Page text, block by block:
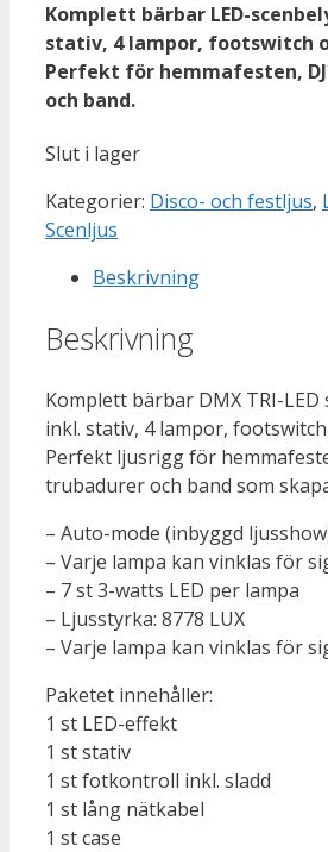
Komplett bärbar LED-
stativ, 4 lampor, footswitch
Perfekt för hemmafesten,
och band.
Slut i lager
Kategorier: Disco- och festljus,
Scenljus
Beskrivning
Beskrivning
Komplett bärbar DMX TRI-LED
inkl. stativ, 4 lampor,
Perfekt ljusrigg för
trubadurer och band som
– Auto-mode (inbyggd
– Varje lampa kan vinklas för
– 7 st 3-watts LED per lampa
– Ljusstyrka: 8778 LUX
– Varje lampa kan vinklas för
Paketet innehåller:
1 st LED-effekt
1 st stativ
1 st fotkontroll inkl. sladd
1 st lång nätkabel
1 st case